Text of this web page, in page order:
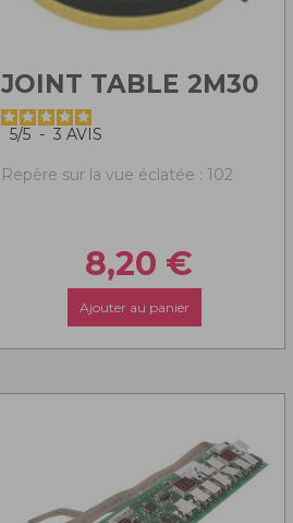
JOINT TABLE 2M30
5/5 - 3 AVIS
Repère sur la vue éclatée : 102
8,20 €
Ajouter au panier